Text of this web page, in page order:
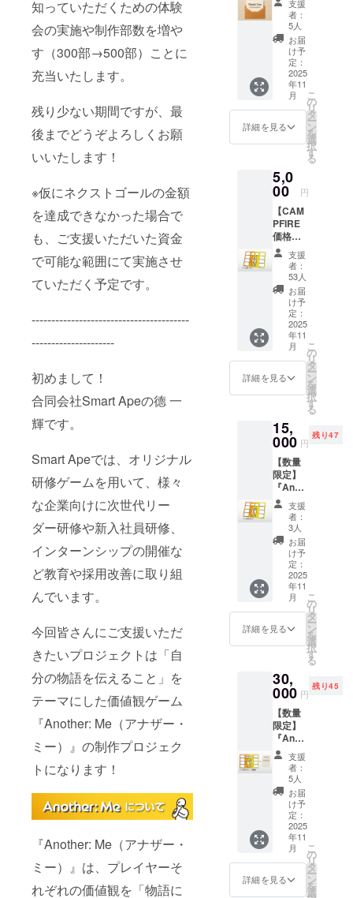
知っていただくための体験
会の実施や制作部数を増や
す（300部→500部）ことに
充当いたします。
残り少ない期間ですが、最
後までどうぞよろしくお願
いいたします！
※仮にネクストゴールの金額
を達成できなかった場合で
も、ご支援いただいた資金
で可能な範囲にて実施させ
ていただく予定です。
----------------------------------------
---------------------
初めまして！
合同会社Smart Apeの德 一
輝です。
Smart Apeでは、オリジナル
研修ゲームを用いて、様々
な企業向けに次世代リー
ダー研修や新入社員研修、
インターンシップの開催な
ど教育や採用改善に取り組
んでいます。
今回皆さんにご支援いただ
きたいプロジェクトは「自
分の物語を伝えること」を
テーマにした価値観ゲーム
『Another: Me（アナザー・
ミー）』の制作プロジェク
トになります！
『Another: Me（アナザー・
ミー）』は、プレイヤーそ
れぞれの価値観を「物語に
COOとして
ジョイン。
現在はゲー
ム型イベン
トやワーク
ショップを
ンの方向け
り、オリジ
ナル研修
ゲームの開
発・導入を
行い、教育
や採用フ
ロー改善に
従事してい
支援い
ただい
た感謝
の気持
ちを込
めて、
お礼の
メッ
セージ
をメー
ルにて
お送り
す。
支援
者：
5人
お届
け予
定：
2025
年11
月
詳細を見る
こ
の
リ
タ
ー
ン
を
選
択
す
る
5,0
00 円
【CAM
PFIRE
価格】
『Anot
her:
Me』本
体 1
セット
※1セッ
トで5人
までプ
レイ可
能で
す。 ※
送料込
み ※定
円（税
込・送
料別）
支援
者：
53人
お届
け予
定：
2025
年11
月
詳細を見る
こ
の
リ
タ
ー
ン
を
選
択
す
る
15,
000 円
残り47
【数量
限定】
『Anot
her:
Me』本
体 4
セット
※1セッ
トで5人
までプ
レイ可
能で
す。 ※
送料込
み ※定
価
円（税
込・送
料別）
支援
者：
3人
お届
け予
定：
2025
年11
月
詳細を見る
こ
の
リ
タ
ー
ン
を
選
択
す
る
30,
000 円
残り45
【数量
限定】
『Anot
her:
Me』本
体 6
セット
+研修資
料セッ
ト ※1
セット
で5人ま
でプレ
イ可能
です。
支援
者：
5人
お届
け予
定：
2025
年11
月
詳細を見る
こ
の
リ
タ
ー
ン
を
選